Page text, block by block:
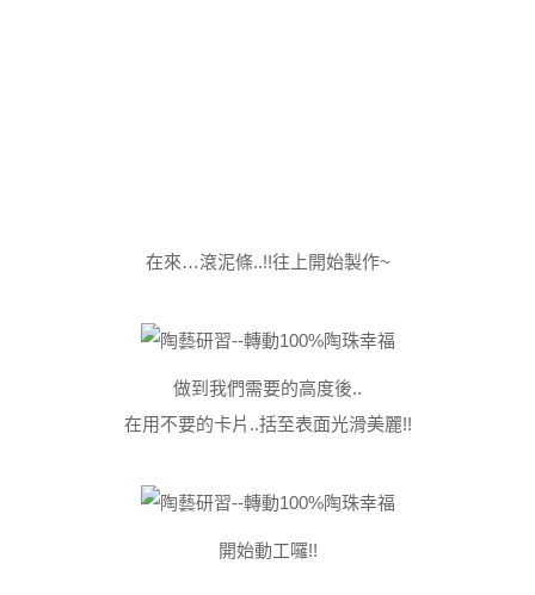
在來…滾泥條..!!往上開始製作~
做到我們需要的高度後..
在用不要的卡片..括至表面光滑美麗!!
開始動工囉!!